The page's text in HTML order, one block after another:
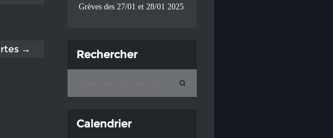
→
Grèves des 27/01 et 28/01 2025
Rechercher
Calendrier